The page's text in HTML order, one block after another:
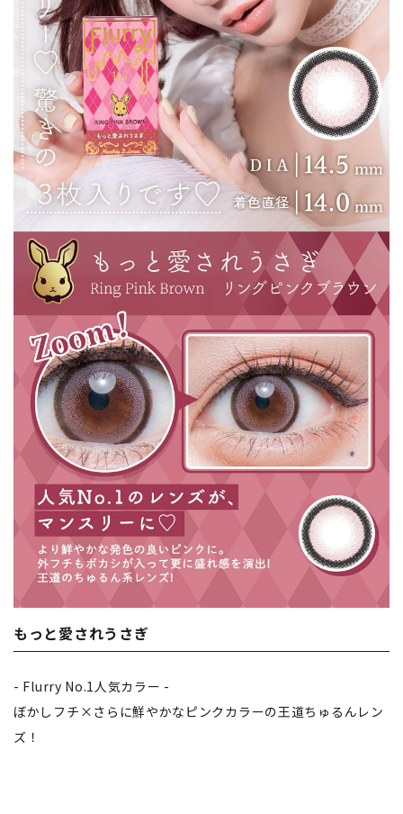
もっと愛されうさぎ
- Flurry No.1人気カラー -
ぼかしフチ×さらに鮮やかなピンクカラーの王道ちゅるんレン
ズ！